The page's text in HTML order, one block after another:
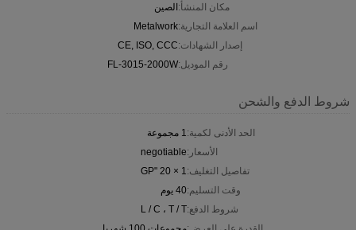
مكان المنشأ:الصين
اسم العلامة التجارية:Metalwork
إصدار الشهادات:CE, ISO, CCC
رقم الموديل:FL-3015-2000W
شروط الدفع والشحن
الحد الأدنى لكمية:1 مجموعة
الأسعار:negotiable
تفاصيل التغليف:1 × 20 "GP
وقت التسليم:40 يوم
شروط الدفع:L / C ، T / T